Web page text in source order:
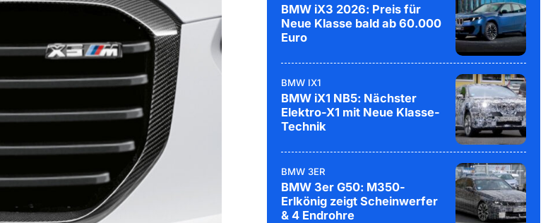
BMW iX3 2026: Preis für
Neue Klasse bald ab 60.000
Euro
BMW IX1
BMW iX1 NB5: Nächster
Elektro-X1 mit Neue Klasse-
Technik
BMW 3ER
BMW 3er G50: M350-
Erlkönig zeigt Scheinwerfer
& 4 Endrohre